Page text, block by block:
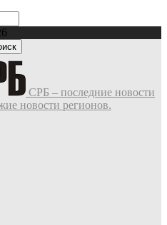
СРБ – последние новости
новости регионов.